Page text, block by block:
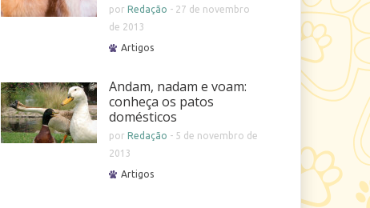
porRedação - 27 de novembro
de 2013
Artigos
Andam, nadam e voam:
conheça os patos
domésticos
porRedação - 5 de novembro de
2013
Artigos